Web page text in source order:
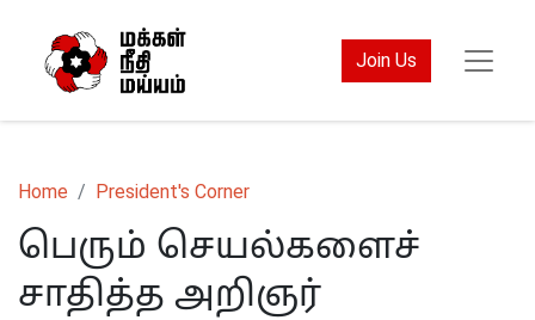
Join Us
Home President's Corner
பெரும் செயல்களைச்
சாதித்த அறிஞர்